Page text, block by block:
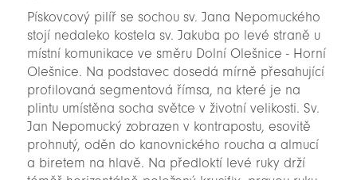
Pískovcový pilíř se sochou sv. Jana Nepomuckého
stojí nedaleko kostela sv. Jakuba po levé straně u
místní komunikace ve směru Dolní Olešnice - Horní
Olešnice. Na podstavec dosedá mírně přesahující
profilovaná segmentová římsa, na které je na
plintu umístěna socha světce v životní velikosti. Sv.
Jan Nepomucký zobrazen v kontrapostu, esovitě
prohnutý, oděn do kanovnického roucha a almucí
a biretem na hlavě. Na předloktí levé ruky drží